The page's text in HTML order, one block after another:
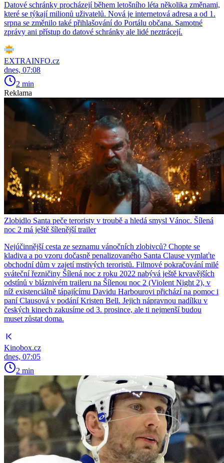
Datové schránky procházejí během letošního léta několika změnami,
které se týkají milionů uživatelů. Nová je internetová adresa a od 1.
srpna se změnilo také přihlašování do Portálu občana. Samotné
zprávy ani přístup do datové schránky ale lidé neztrácejí.
EXTRAINFO.cz
dnes, 07:08
2 min
Reklama
Zlobidlo Santa peče teroristy v troubě a hledá smysl Vánoc. Šílená
noc 2 má ještě šílenější trailer
Nejúčinnější cesta ze seznamu vánočních zlobivců? Chopte se
kladiva a po vzoru dočasně penalizovaného Santa Clause vymlaťte
obchodní dům v zajetí mstivých teroristů. Filmové pokračování milé
sváteční řezničiny Šílená noc z roku 2022 nabývá ještě krvavějších
odstínů v bláznivém traileru na Šílenou noc 2 (Violent Night 2), v
níž existenciálně tápajícímu Davidu Harbourovi přichází na pomoc i
paní Clausová v podání Kristen Bell. Jejich nápravnou nadílku v
českých kinech zakusíme od 3. prosince, ale ti nejmenší budou
muset zůstat doma.
Kinobox.cz
dnes, 07:05
2 min